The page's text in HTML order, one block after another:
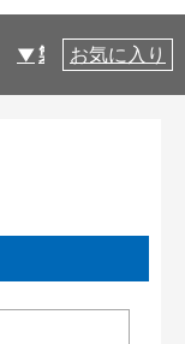
製品仕様
お気に入り